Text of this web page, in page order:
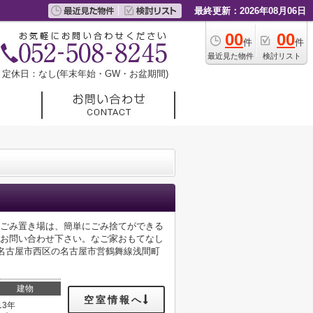
最終更新：2026年08月06日
00件
最近見た物件
00件
検討リスト
定休日：なし(年末年始・GW・お盆期間)
み置き場は、簡単にごみ捨てができる
問い合わせ下さい。なご家おもてなし
古屋市西区の名古屋市営鶴舞線浅間町
建物
年
空室情報へ